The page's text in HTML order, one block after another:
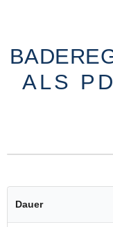
ALS
Dauer